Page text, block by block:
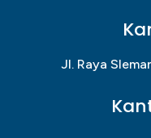
Jl. Raya